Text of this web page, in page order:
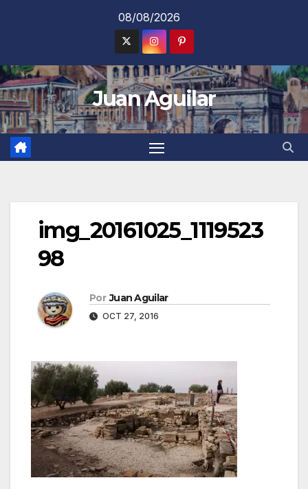
08/08/2026
Juan Aguilar
img_20161025_1119523
98
Por Juan Aguilar
OCT 27, 2016